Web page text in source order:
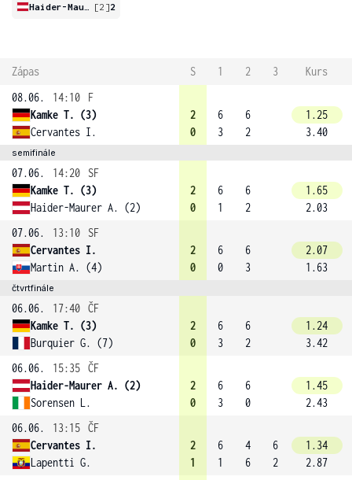
[2]2
Zápas S 1 2 3
Kurs
08.06.
14:10
F
Kamke T. (3)
Cervantes I.
2
0
6
3
6
2
1.25
3.40
semifinále
07.06. 14:20
SF
Kamke T. (3)
Haider-Maurer A. (2)
2
0
6
1
6
2
1.65
2.03
07.06.
13:10
SF
Cervantes I.
Martin A. (4)
2
0
6
0
6
3
2.07
1.63
čtvrtfinále
06.06. 17:40 ČF
Kamke T. (3)
Burquier G. (7)
2
0
6
3
6
2
1.24
3.42
06.06.
15:35 ČF
Haider-Maurer A. (2)
Sorensen L.
2
0
6
3
6
0
1.45
2.43
06.06.
13:15 ČF
Cervantes I.
Lapentti G.
2
1
6
1
4
6
6
2
1.34
2.87